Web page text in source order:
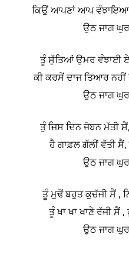
ਕਿਉਂ ਆਪਣਾਂ ਆਪ ਵੰਝਾਇਆ
ਉਠ ਜਾਗ
ਤੂੰ ਸੁੱਤਿਆਂ ਉਮਰ ਵੰਝਾਈ
ਕੀ ਕਰਸੇਂ ਦਾਜ ਤਿਆਰ ਨਹੀਂ
ਉਠ ਜਾਗ
ਤੁੰ ਜਿਸ ਦਿਨ ਜੋਬਨ ਮੱਤੀ
ਹੈ ਗਾਫ਼ਲ ਗੱਲੀਂ ਵੱਤੀ
ਉਠ ਜਾਗ
ਤੂੰ ਮੁਢੋਂ ਬਹੁਤ ਕੁਚੱਜੀ ਸੈਂ ,
ਤੂੰ ਖਾ ਖਾ ਖਾਣੇ ਰੱਜੀ ਸੈਂ
ਉਠ ਜਾਗ